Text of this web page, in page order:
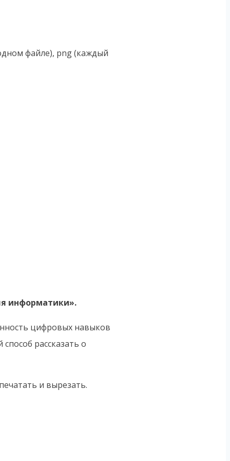
файле), png (каждый
информатики».
цифровых навыков
рассказать о
и вырезать.